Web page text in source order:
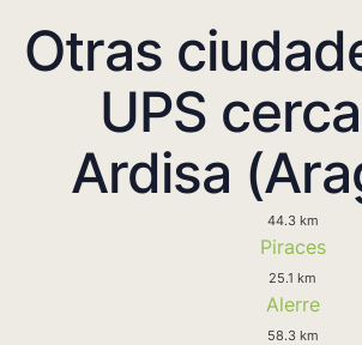
Otras
UPS
Ardisa
44.3 km
Piraces
25.1 km
Alerre
58.3 km